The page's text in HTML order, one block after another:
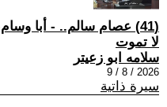
(41) عصام سالم.. - أبا
لا تموت
سلامه ابو زعيتر
2026 / 8 / 9
سيرة ذاتية